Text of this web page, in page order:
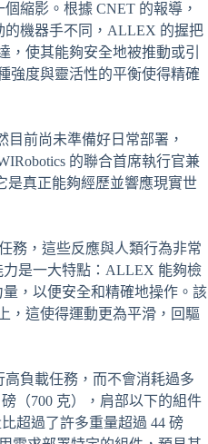
縮影。根據 CNET 的報導，
的機器手不同，ALLEX 的握把
使其能夠安全地被推動或引
強度與靈活性的平衡使得精確
前尚未準備好日常部署，
的聯合首席執行官兼
是真正能夠經歷並響應現實世
務，這些反應與人類行為非常
是一大特點：ALLEX 能夠檢
，以便安全和精確地操作。該
，這使得運動更為平滑，回驅
負載任務，而不會消耗過多
（700 克），肩部以下的組件
超過了許多重量超過 44 磅